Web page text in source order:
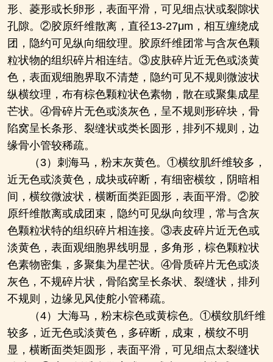
形、菱形或长卵形，表面平滑，可见细点状或裂隙状
孔隙。②胶原纤维散离，直径13-27μm，相互缠绕成
团，隐约可见纵向细纹理。胶原纤维团常与含灰色颗
粒状物的组织碎片相连结。③皮肤碎片近无色或淡黄
色，表面观细胞界取不清楚，隐约可见不规则微波状
纵横纹理，布有棕色颗粒状色素物，散在或聚集成星
芒状。④骨碎片无色或淡灰色，呈不规则形碎块，骨
陷窝呈长条形、裂缝状或类长圆形，排列不规则，边
缘骨小管较稀疏。
（3）刺海马，粉末灰黄色。①横纹肌纤维较多，
近无色或淡黄色，成块或碎断，有细密横纹，阴暗相
间，横纹微波状，横断面类距圆形，表面平滑。②胶
原纤维散离或成团束，隐约可见纵向纹理，常与含灰
色颗粒状特的组织碎片相连接。③表皮碎片近无色或
淡黄色，表面观细胞界线明显，多角形，棕色颗粒状
色素物密集，多聚集为星芒状。④骨质碎片无色或淡
灰色，不规碎片状，骨陷窝呈长条状、裂缝状，排列
不规则，边缘见风使舵小管稀疏。
（4）大海马，粉末棕色或黄棕色。①横纹肌纤维
较多，近无色或淡黄色，多碎断，成束，横纹不明
显，横断面类矩圆形，表面平滑，可见细点太裂缝状